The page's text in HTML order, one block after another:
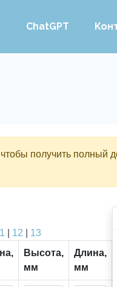
ChatGPT
получить полный
12
13
Высота,
мм
Длина,
мм